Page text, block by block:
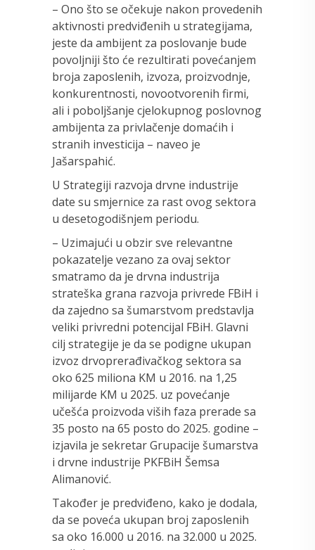
– Ono što se očekuje nakon provedenih
aktivnosti predviđenih u strategijama,
jeste da ambijent za poslovanje bude
povoljniji što će rezultirati povećanjem
broja zaposlenih, izvoza, proizvodnje,
konkurentnosti, novootvorenih firmi,
ali i poboljšanje cjelokupnog poslovnog
ambijenta za privlačenje domaćih i
stranih investicija – naveo je
Jašarspahić.
U Strategiji razvoja drvne industrije
date su smjernice za rast ovog sektora
u desetogodišnjem periodu.
– Uzimajući u obzir sve relevantne
pokazatelje vezano za ovaj sektor
smatramo da je drvna industrija
strateška grana razvoja privrede FBiH i
da zajedno sa šumarstvom predstavlja
veliki privredni potencijal FBiH. Glavni
cilj strategije je da se podigne ukupan
izvoz drvoprerađivačkog sektora sa
oko 625 miliona KM u 2016. na 1,25
milijarde KM u 2025. uz povećanje
učešća proizvoda viših faza prerade sa
35 posto na 65 posto do 2025. godine –
izjavila je sekretar Grupacije šumarstva
i drvne industrije PKFBiH Šemsa
Alimanović.
Također je predviđeno, kako je dodala,
da se poveća ukupan broj zaposlenih
sa oko 16.000 u 2016. na 32.000 u 2025.